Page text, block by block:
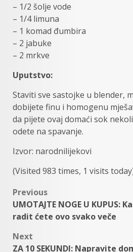
– 1/2 šolje vode
– 1/4 limuna
– 1 komad đumbira
– 2 jabuke
– 2 mrkve
Uputstvo:
Staviti sve sastojke u blender,
dobijete finu i homogenu
da pijete ovaj domaći sok
odete na spavanje.
Izvor: narodnilijekovi
(Visited 983 times, 1 visits
Post
navigation
Previous
UMOTAJTE NOGE U
radit ćete ovo svako veče
Next
ZA 10 SEKUNDI: Napravite